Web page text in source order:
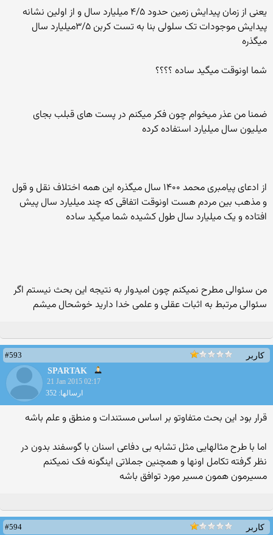
یعنی از زمان پیدایش زمین حدود ۴/۵ میلیارد سال و از اولین نشانه
پیدایش موجودات تک سلولی بنا به تست کربن ۳/۵میلیارد سال
میگذره
شما اونوقت میگید ساده ؟؟؟؟
ضمنا من عذر میخوام چون فکر میکنم در پست های قبلب بجای
میلیون سال میلیارد استفاده کرده
از ادعای پیامبری محمد ۱۴۰۰ سال میگذره این همه اختلاف نقل و قول
و مذهب بین مردم هست اونوقت اتفاقی که چند میلیارد سال پیش
افتاده و یک میلیارد سال طول کشیده شما میگید ساده
من سئوالی مطرح نمیکنم چون امیدوار به نتیجه این بحث نیستم اگر
سئوالی مرتبط به اثبات عقلی و علمی خدا دارید خوشحال میشم
کاربر
#593
SPARTAK
21 Jan 2015 02:17
ارسالها: 352
قرار بود این بحث متفاوتو بر اساس مستندات و منطق و علم باشه
اما با طرح مثالهایی مثل تشابه بی دفاعی اسنان با گوسفند بدون در
نظر گرفته تکامل اونها و همچنین جملاتی اینگونه فک نمیکنم
مسیرمون همون مسیر مورد توافق باشه
کاربر
#594